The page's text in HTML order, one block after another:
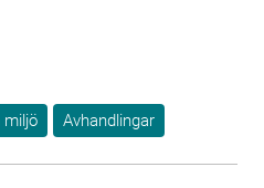
miljö Avhandlingar